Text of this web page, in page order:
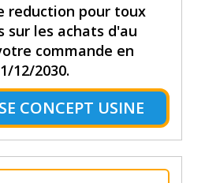
reduction pour toux
sur les achats d'au
commande en
12/2030.
CONCEPT USINE